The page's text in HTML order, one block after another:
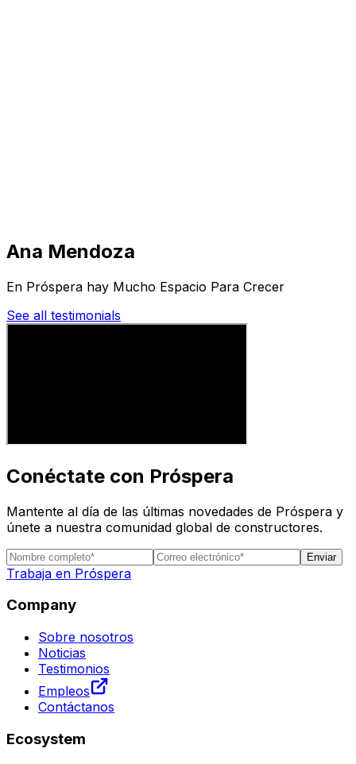
Ana Mendoza
En Próspera hay Mucho Espacio Para Crecer
See all testimonials
Conéctate con Próspera
Mantente al día de las últimas novedades de Próspera y
únete a nuestra comunidad global de constructores.
Enviar
Trabaja en Próspera
Company
Sobre nosotros
Noticias
Testimonios
Empleos
Contáctanos
Ecosystem